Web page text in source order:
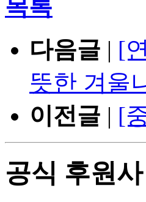
목록
다음글 | [
뜻한 겨울
이전글 | [
공식 후원사